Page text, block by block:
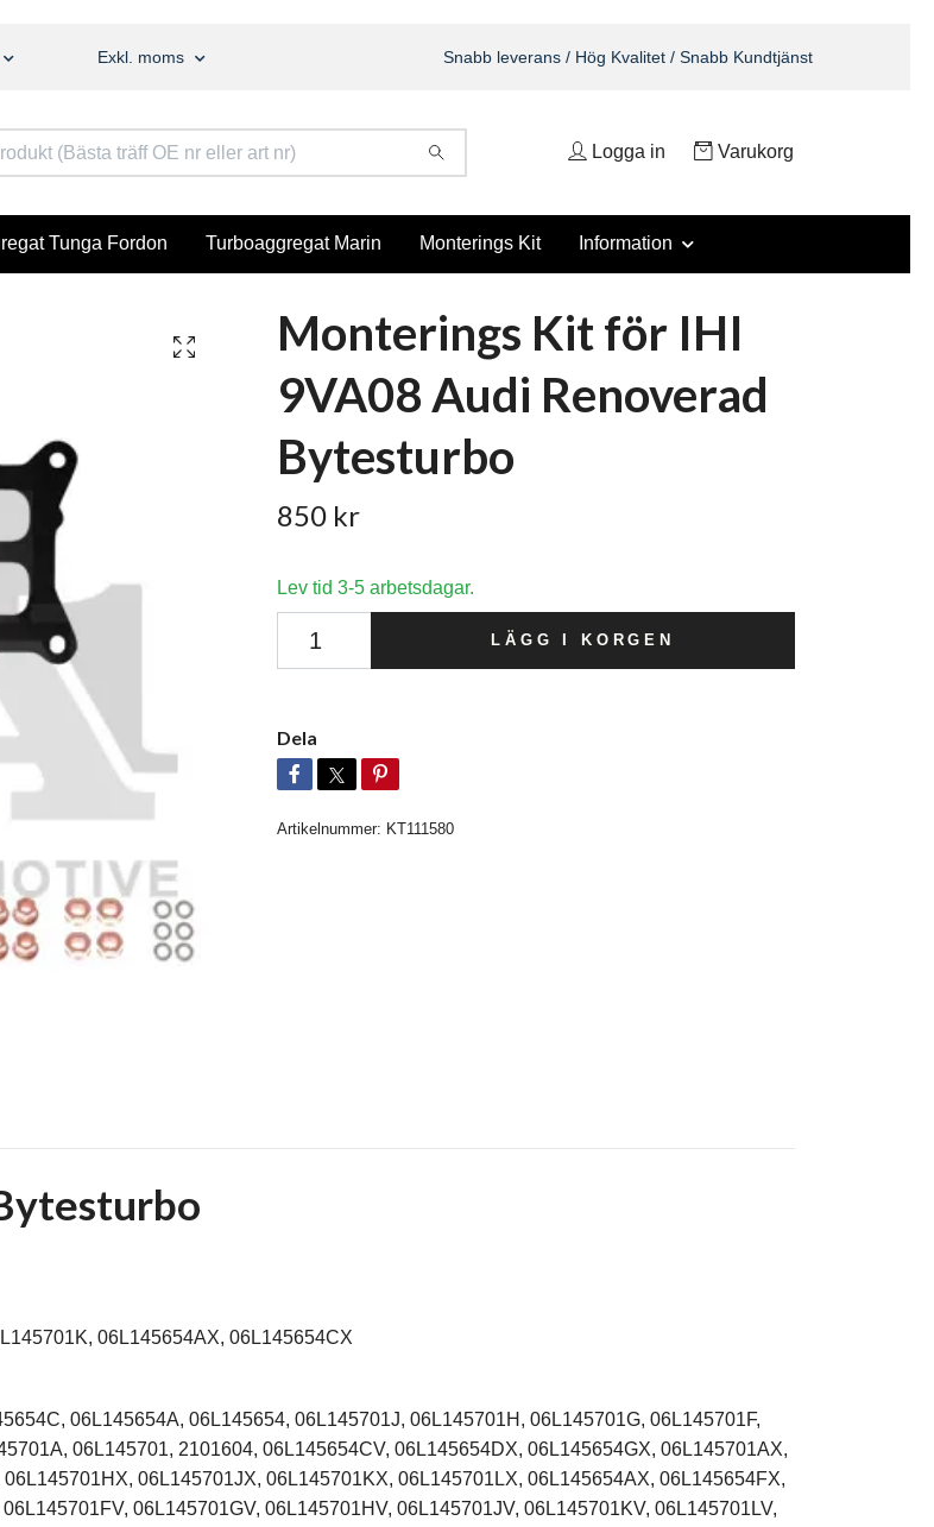
Exkl. moms Snabb leverans / Hög Kvalitet / Snabb Kundtjänst
Logga in Varukorg
Tunga Fordon Turboaggregat Marin Monterings Kit Information
Monterings Kit för IHI
9VA08 Audi Renoverad
Bytesturbo
850 kr
Lev tid 3-5 arbetsdagar.
LÄGG I KORGEN
Dela
Artikelnummer: KT111580
06L145654AX, 06L145654CX
06L145654A, 06L145654, 06L145701J, 06L145701H, 06L145701G, 06L145701F,
06L145701, 2101604, 06L145654CV, 06L145654DX, 06L145654GX, 06L145701AX,
06L145701JX, 06L145701KX, 06L145701LX, 06L145654AX, 06L145654FX,
06L145701GV, 06L145701HV, 06L145701JV, 06L145701KV, 06L145701LV,